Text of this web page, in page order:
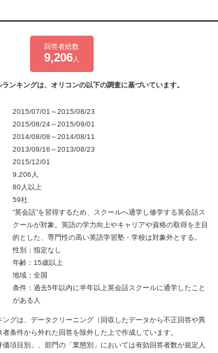
回答者総数
9,206人
ンキングは、オリコンの以下の調査に基づいています。
2015/07/01～2015/08/23
2015/08/24～2015/09/01
2014/08/08～2014/08/11
2013/08/16～2013/08/23
2015/12/01
9,206人
80人以上
59社
“英会話”を習得するため、スクールへ通学し修学する英会話ス
クールが対象。英語の学力向上やキャリアや資格の取得を主目
的とした、専門性の高い英語学習塾・学校は対象外とする。
性別：指定なし
年齢：15歳以上
地域：全国
条件：過去5年以内に半年以上英会話スクールに通学したこと
がある人
グは、データクリーニング（回収したデータから不正回答や異
条件から外れた回答を除外した上で作成しています。
項目別」、部門の「業態別」においては有効回答者数が規定人